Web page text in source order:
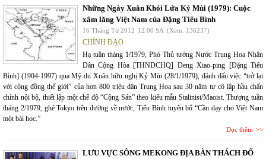
Những Ngày Xuân Khói Lửa Kỷ Mùi (1979): Cuộc
xâm lăng Việt Nam của Đặng Tiểu Bình
16 Tháng Tư 2012 12:00 SA (Xem: 136237)
CHÍNH ĐẠO
Hạ tuần tháng 1/1979, Phó Thủ tướng Nước Trung Hoa Nhân
Dân Cộng Hòa [THNDCHQ] Deng Xiao-ping [Đặng Tiểu
Bình] (1904-1997) qua Mỹ du Xuân hữu nghị Kỷ Mùi (28/1/1979), đánh dấu việc “trở lại
với cộng đồng thế giới” của hơn 800 triệu dân Trung Hoa sau 30 năm tự cô lập hầu chấn
chỉnh nội bộ, thiết lập một chế độ “Cộng Sản” theo kiểu mẫu Stalinist/Maoist. Thượng tuần
tháng 2/1979, ghé Tokyo trên đường về nước, Tiểu Bình tuyên bố “Cần dạy cho Việt Nam
một bài học.”
Đọc thêm
LƯU VỰC SÔNG MEKONG ĐỊA BÀN THÁCH ĐỐ